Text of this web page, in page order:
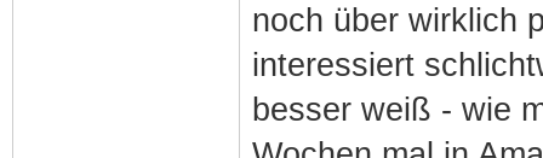
noch über wirklich
interessiert
besser weiß - wie